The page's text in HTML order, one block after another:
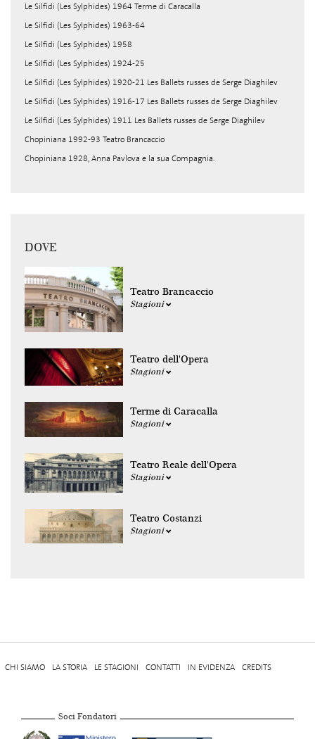
Le Silfidi (Les Sylphides) 1964 Terme di Caracalla
Le Silfidi (Les Sylphides) 1963-64
Le Silfidi (Les Sylphides) 1958
Le Silfidi (Les Sylphides) 1924-25
Le Silfidi (Les Sylphides) 1920-21 Les Ballets russes de Serge Diaghilev
Le Silfidi (Les Sylphides) 1916-17 Les Ballets russes de Serge Diaghilev
Le Silfidi (Les Sylphides) 1911 Les Ballets russes de Serge Diaghilev
Chopiniana 1992-93 Teatro Brancaccio
Chopiniana 1928, Anna Pavlova e la sua Compagnia.
DOVE
Teatro Brancaccio
Stagioni
Teatro dell'Opera
Stagioni
Terme di Caracalla
Stagioni
Teatro Reale dell'Opera
Stagioni
Teatro Costanzi
Stagioni
CHI SIAMO LA STORIA LE STAGIONI CONTATTI IN EVIDENZA CREDITS
Soci Fondatori